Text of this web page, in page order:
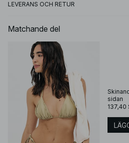
LEVERANS OCH RETUR
Matchande del
sidan
137,40